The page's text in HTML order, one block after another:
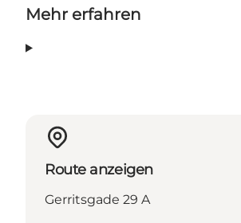
Mehr erfahren
Route anzeigen
Gerritsgade 29 A